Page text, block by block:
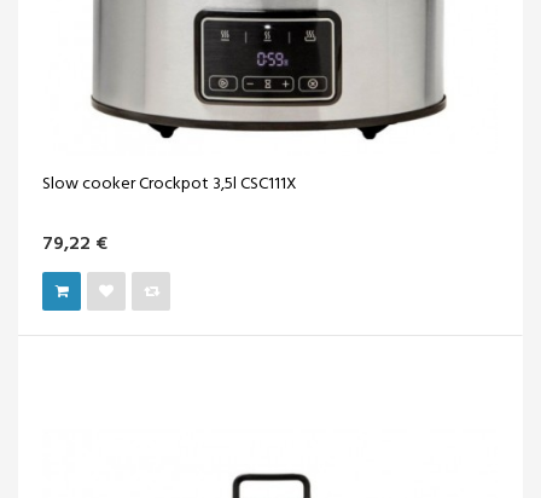
Slow cooker Crockpot 3,5l CSC111X
79,22 €